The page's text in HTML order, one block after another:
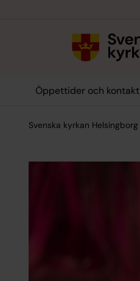
Öppettider och kontakt
Svenska kyrkan Helsingborg